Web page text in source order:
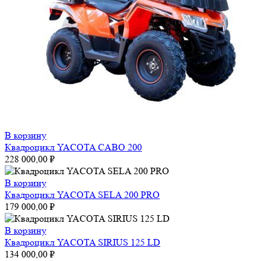
В корзину
Квадроцикл YACOTA CABO 200
228 000,00 ₽
В корзину
Квадроцикл YACOTA SELA 200 PRO
179 000,00 ₽
В корзину
Квадроцикл YACOTA SIRIUS 125 LD
134 000,00 ₽